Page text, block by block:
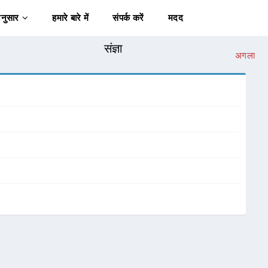
हमारे बारे में संपर्क करें मदद
संज्ञा
अगला